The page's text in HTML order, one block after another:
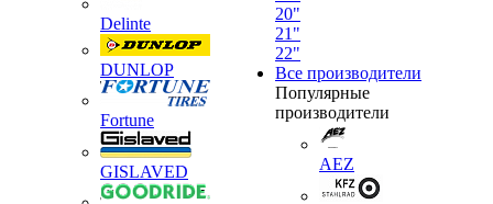
Delinte
DUNLOP
Fortune
GISLAVED
20"
21"
22"
Все производители
Популярные
производители
AEZ